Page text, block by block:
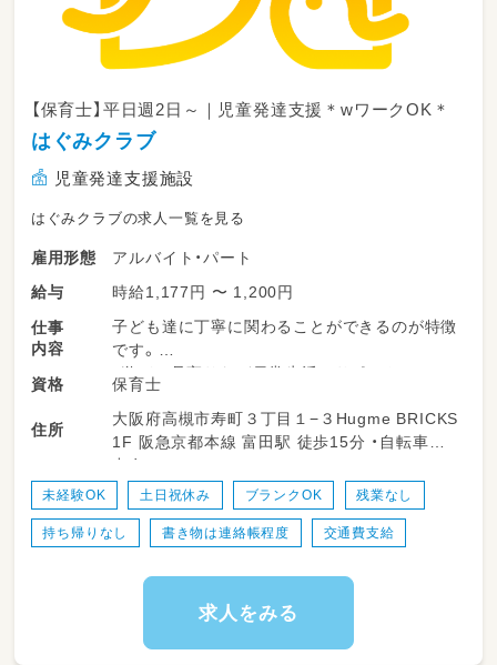
【保育士】平日週2日～｜児童発達支援＊wワークOK＊
はぐみクラブ
児童発達支援施設
はぐみクラブの求人一覧を見る
雇用形態
アルバイト・パート
給与
時給1,177円 〜 1,200円
仕事
内容
子ども達に丁寧に関わることができるのが特徴
です。
・遊びの見守りなど日常生活のサポート
・自立に向けた療育
・送迎 など
行っています
子ども達としっかり向き合い、関わることので
きる仕事です
保育士としてブランクのある方でも、
チームでお子さんをサポートしますので
資格 保育士
住所
大阪府高槻市寿町３丁目１−３Hugme BRICKS
1F 阪急京都本線 富田駅 徒歩15分 ・自転車貸
出有
未経験OK 土日祝休み ブランクOK 残業なし
持ち帰りなし 書き物は連絡帳程度 交通費支給
求人をみる